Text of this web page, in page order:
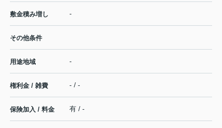
敷金積み増し -
その他条件
用途地域 -
権利金 / 雑費 - / -
保険加入 / 料金 有 / -